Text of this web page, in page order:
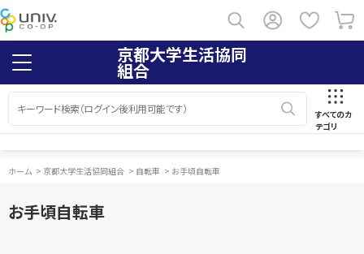
京都大学生活協同
組合
すべてのカ
テゴリ
ホーム > 京都大学生活協同組合 > 自転車 > お手頃自転車
お手頃自転車